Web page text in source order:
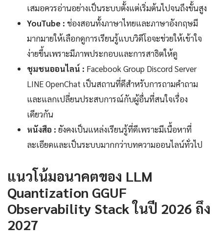
เสมอควรอ่านอย่างเป็นระบบตั้งแต่เริ่มต้นไปจนถึงขั้นสูง
YouTube : ช่องสอนทั้งภาษาไทยและภาษาอังกฤษมี
มากมายให้เลือกดูการเรียนรู้แบบวิดีโอจะช่วยให้เข้าใจ
ง่ายขึ้นเพราะมีภาพประกอบและการสาธิตให้ดู
ชุมชนออนไลน์ : Facebook Group Discord Server
LINE OpenChat เป็นสถานที่ดีสำหรับการถามคำถาม
และแลกเปลี่ยนประสบการณ์กับผู้อื่นที่สนใจเรื่อง
เดียวกัน
หนังสือ : ยังคงเป็นแหล่งเรียนรู้ที่ดีเพราะมีเนื้อหาที่
ละเอียดและเป็นระบบมากกว่าบทความออนไลน์ทั่วไป
แนวโน้มอนาคตของ LLM
Quantization GGUF
Observability Stack ในปี 2026 ถึง
2027